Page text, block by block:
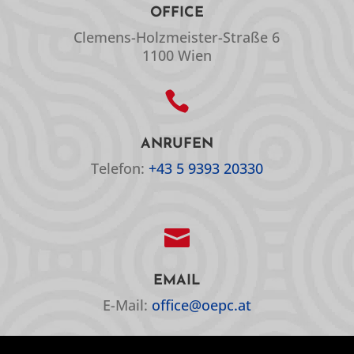
OFFICE
Clemens-Holzmeister-Straße 6
1100 Wien

ANRUFEN
Telefon: +43 5 9393 20330

EMAIL
E-Mail: office@oepc.at